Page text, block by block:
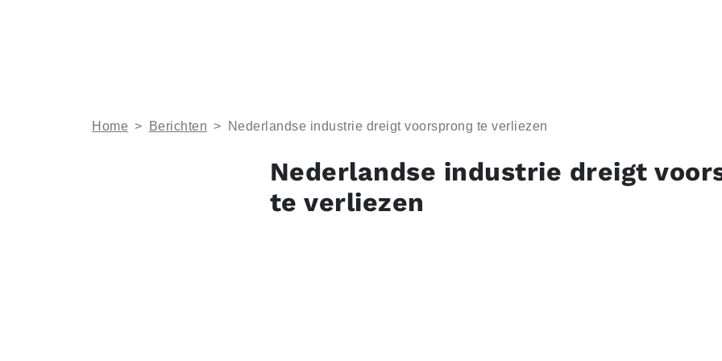
Home > Berichten > Nederlandse industrie dreigt voorsprong te verliezen
Nederlandse industrie dreigt
te verliezen